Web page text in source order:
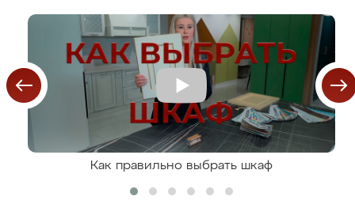
Как правильно выбрать шкаф